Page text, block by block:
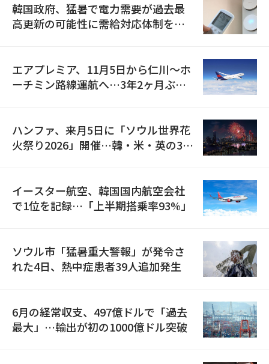
韓国政府、猛暑で電力需要が過去最
高更新の可能性に需給対応体制を点
エアプレミア、11月5日から仁川〜ホ
ーチミン路線運航へ…3年2ヶ月ぶり
ハンファ、来月5日に「ソウル世界花
火祭り2026」開催…韓・米・英の3カ
イースター航空、韓国国内航空会社
で1位を記録…「上半期搭乗率93%」
ソウル市「猛暑重大警報」が発令さ
れた4日、熱中症患者39人追加発生
6月の経常収支、497億ドルで「過去
最大」…輸出が初の1000億ドル突破